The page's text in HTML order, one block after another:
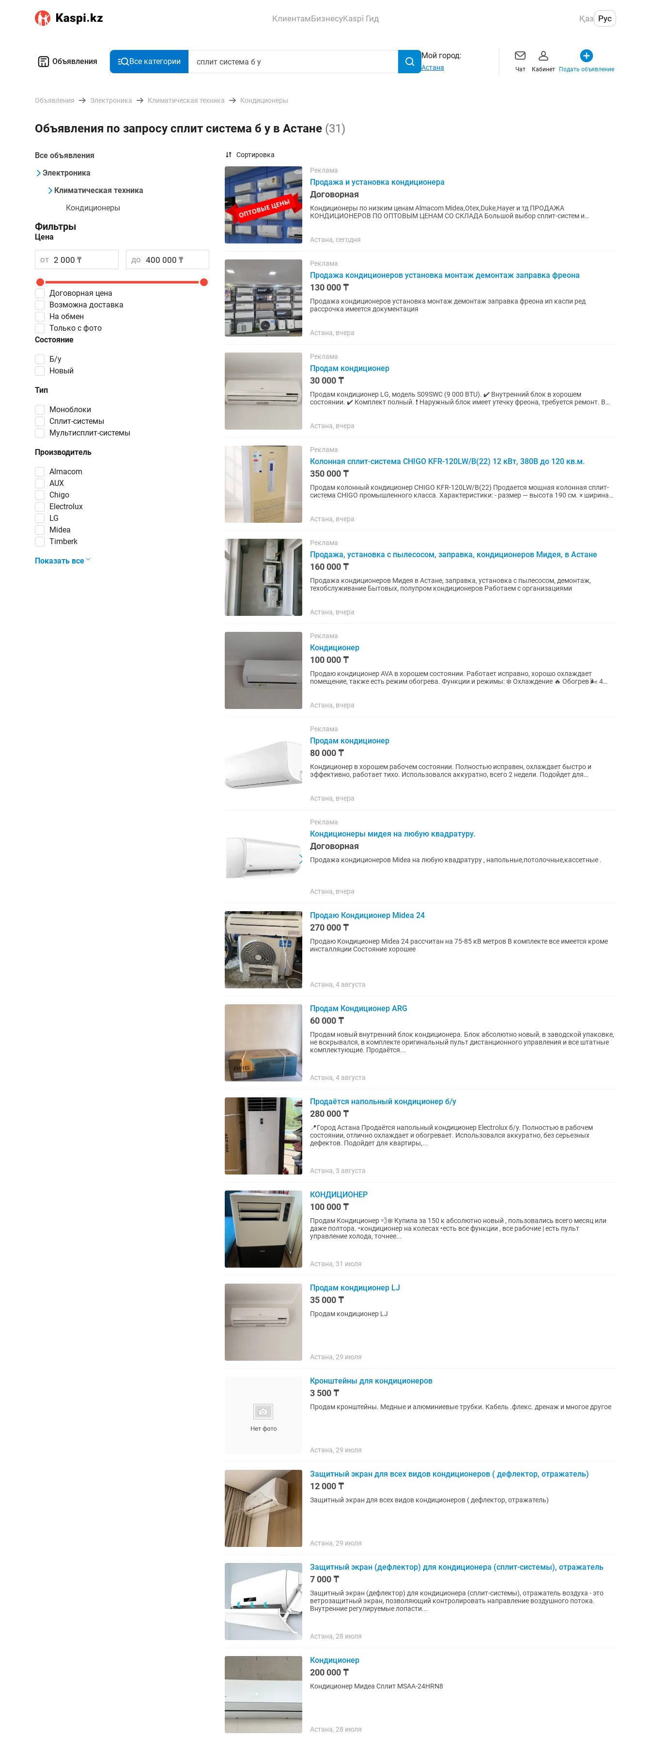
КлиентамБизнесуKaspi Гид Қаз Рус
Объявления Все категории
Мой город:
Астана Чат Кабинет Подать объявление
Объявления Электроника Климатическая техника Кондиционеры
Объявления по запросу сплит система б у в Астане (31)
Все объявления
Электроника
Климатическая техника
Кондиционеры
Фильтры
Цена
от до
Договорная цена
Возможна доставка
Состояние
Б/у
Новый
Тип
моноблоки
сплит-системы
мультисплит-системы
Производитель
almacom
AUX
Chigo
Electrolux
LG
Midea
Timberk
Показать все
На обмен
Только с фото
Сортировка
Реклама
Продажа и установка кондиционера
Договорная
Кондиционеры по низким ценам Almacom Midea,Otex,Duke,Hayer и тд ПРОДАЖА
КОНДИЦИОНЕРОВ ПО ОПТОВЫМ ЦЕНАМ СО СКЛАДА Большой выбор сплит-систем и
Астана, сегодня
Реклама
Продажа кондиционеров установка монтаж демонтаж заправка фреона
130 000 ₸
Продажа кондиционеров установка монтаж демонтаж заправка фреона ип каспи ред
рассрочка имеется документация
Астана, вчера
Реклама
Продам кондиционер
30 000 ₸
Продам кондиционер LG, модель S09SWC (9 000 BTU). ✔️ Внутренний блок в хорошем
состоянии. ✔️ Комплект полный. ❗ Наружный блок имеет утечку фреона, требуется ремонт. В
Астана, вчера
Реклама
Колонная сплит-система CHIGO KFR-120LW/B(22) 12 кВт, 380В до 120 кв.м.
350 000 ₸
Продам колонный кондиционер CHIGO KFR-120LW/B(22) Продается мощная колонная сплит-
система CHIGO промышленного класса. Характеристики: - размер — высота 190 см. × ширина
Астана, вчера
Реклама
Продажа, установка с пылесосом, заправка, кондиционеров Мидея, в Астане
160 000 ₸
Продажа кондиционеров Мидея в Астане, заправка, установка с пылесосом, демонтаж,
техобслуживание Бытовых, полупром кондиционеров Работаем с организациями
Астана, вчера
Реклама
Кондиционер
100 000 ₸
Продаю кондиционер AVA в хорошем состоянии. Работает исправно, хорошо охлаждает
помещение, также есть режим обогрева. Функции и режимы: ❄️ Охлаждение 🔥 Обогрев 🌬️ 4
Астана, вчера
Реклама
Продам кондиционер
80 000 ₸
Кондиционер в хорошем рабочем состоянии. Полностью исправен, охлаждает быстро и
эффективно, работает тихо. Использовался аккуратно, всего 2 недели. Подойдет для
Астана, вчера
Реклама
Кондиционеры мидея на любую квадратуру.
Договорная
Продажа кондиционеров Midea на любую квадратуру , напольные,потолочные,кассетные .
Астана, вчера
Продаю Кондиционер Midea 24
270 000 ₸
Продаю Кондиционер Midea 24 рассчитан на 75-85 кВ метров В комплекте все имеется кроме
инсталляции Состояние хорошее
Астана, 4 августа
Продам Кондиционер ARG
60 000 ₸
Продам новый внутренний блок кондиционера. Блок абсолютно новый, в заводской упаковке,
не вскрывался, в комплекте оригинальный пульт дистанционного управления и все штатные
комплектующие. Продаётся...
Астана, 4 августа
Продаётся напольный кондиционер б/у
280 000 ₸
📍Город Астана Продаётся напольный кондиционер Electrolux б/у. Полностью в рабочем
состоянии, отлично охлаждает и обогревает. Использовался аккуратно, без серьезных
дефектов. Подойдет для квартиры,...
Астана, 3 августа
КОНДИЦИОНЕР
100 000 ₸
Продам Кондиционер 💨❄️ Купила за 150 к абсолютно новый , пользовались всего месяц или
даже полтора. •кондиционер на колесах •есть все функции , все рабочие | есть пульт
управление холода, точнее...
Астана, 31 июля
Продам кондиционер LJ
35 000 ₸
Продам кондиционер LJ
Астана, 29 июля
Кронштейны для кондиционеров
3 500 ₸
Продам кронштейны. Медные и алюминиевые трубки. Кабель .флекс. дренаж и многое другое
Астана, 29 июля
Защитный экран для всех видов кондиционеров ( дефлектор, отражатель)
12 000 ₸
Защитный экран для всех видов кондиционеров ( дефлектор, отражатель)
Астана, 29 июля
Защитный экран (дефлектор) для кондиционера (сплит-системы), отражатель
7 000 ₸
Защитный экран (дефлектор) для кондиционера (сплит-системы), отражатель воздуха - это
ветрозащитный экран, позволяющий контролировать направление воздушного потока.
Внутренние регулируемые лопасти...
Астана, 28 июля
Кондиционер
200 000 ₸
Кондиционер Мидеа Сплит MSAA-24HRN8
Астана, 28 июля